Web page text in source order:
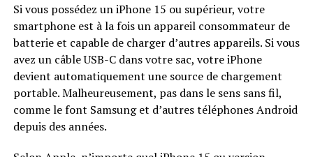
Si vous possédez un iPhone 15 ou supérieur, votre
smartphone est à la fois un appareil consommateur de
batterie et capable de charger d’autres appareils. Si vous
avez un câble USB-C dans votre sac, votre iPhone
devient automatiquement une source de chargement
portable. Malheureusement, pas dans le sens sans fil,
comme le font Samsung et d’autres téléphones Android
depuis des années.